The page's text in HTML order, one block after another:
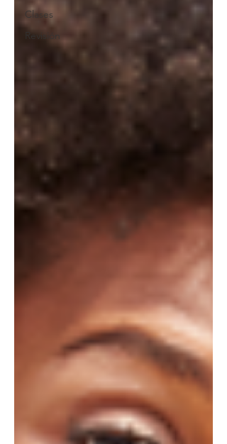
Clases
Revisión